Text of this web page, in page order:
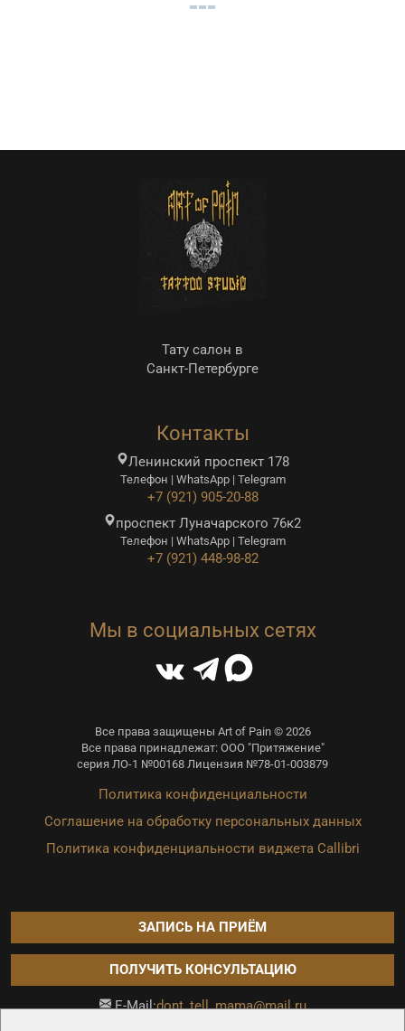
Тату салон в
Санкт-Петербурге
Контакты
Ленинский проспект 178
Телефон | WhatsApp | Telegram
+7 (921) 905-20-88
проспект Луначарского 76к2
Телефон | WhatsApp | Telegram
+7 (921) 448-98-82
Мы в социальных сетях
Все права защищены Art of Pain © 2026
Все права принадлежат: ООО "Притяжение"
серия ЛО-1 №00168 Лицензия №78-01-003879
Политика конфиденциальности
Соглашение на обработку персональных данных
Политика конфиденциальности виджета Callibri
ЗАПИСЬ НА ПРИЁМ
ПОЛУЧИТЬ КОНСУЛЬТАЦИЮ
E-Mail:dont_tell_mama@mail.ru